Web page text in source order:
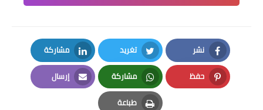
نشر
Facebook
تغريد
Twitter
مشاركة
LinkedIn
حفظ
Pinterest
مشاركة
Whatsapp
إرسال
Email
طباعة